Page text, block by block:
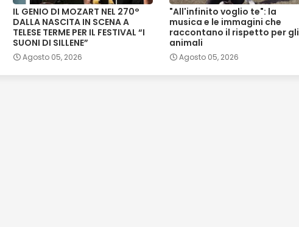
IL GENIO DI MOZART NEL 270°
DALLA NASCITA IN SCENA A
TELESE TERME PER IL FESTIVAL “I
SUONI DI SILLENE”
Agosto 05, 2026
"All'infinito voglio te": la
musica e le immagini che
raccontano il rispetto per gli
animali
Agosto 05, 2026